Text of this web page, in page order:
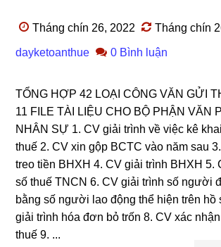
Tháng chín 26, 2022 Tháng chín
dayketoanthue 0 Bình luận
TỔNG HỢP 42 LOẠI CÔNG VĂN GỬI
11 FILE TÀI LIỆU CHO BỘ PHẬN VĂN
NHÂN SỰ 1. CV giải trình về việc kê
thuế 2. CV xin gộp BCTC vào năm sau
treo tiền BHXH 4. CV giải trình BHXH 5.
số thuế TNCN 6. CV giải trình số người
bằng số người lao động thể hiện trên hồ
giải trình hóa đơn bỏ trốn 8. CV xác
thuế 9. ...